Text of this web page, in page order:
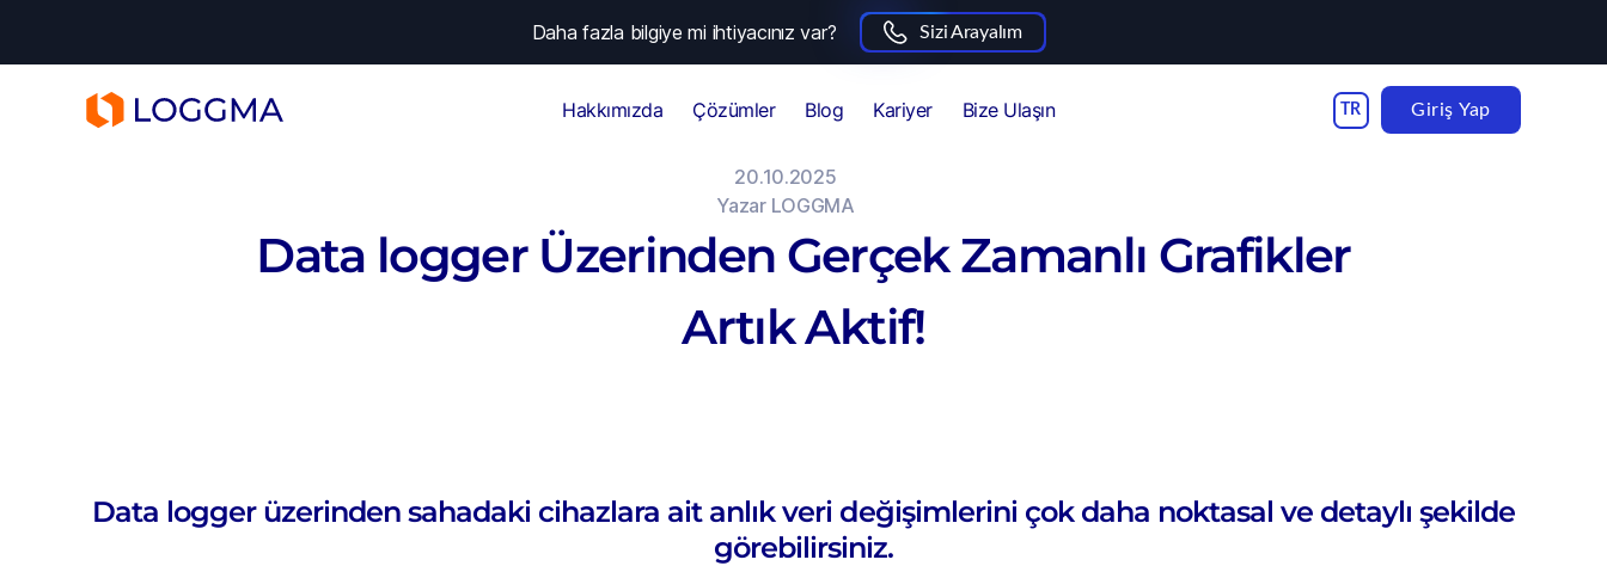
Daha fazla bilgiye mi ihtiyacınız var? Sizi Arayalım
Hakkımızda Çözümler Blog Kariyer Bize Ulaşın Giriş Yap
Data logger Üzerinden Gerçek Zamanlı Grafikler
Artık Aktif!
Yazar LOGGMA
20.10.2025
Data logger üzerinden sahadaki cihazlara ait anlık veri değişimlerini çok daha noktasal ve detaylı şekilde
görebilirsiniz.